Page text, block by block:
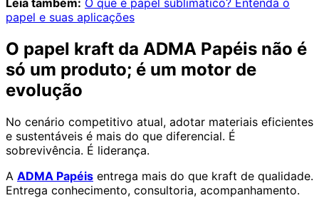
Leia também: O que é papel sublimático? Entenda o
papel e suas aplicações
O papel kraft da ADMA Papéis não é
só um produto; é um motor de
evolução
No cenário competitivo atual, adotar materiais eficientes
e sustentáveis é mais do que diferencial. É
sobrevivência. É liderança.
A ADMA Papéis entrega mais do que kraft de qualidade.
Entrega conhecimento, consultoria, acompanhamento.